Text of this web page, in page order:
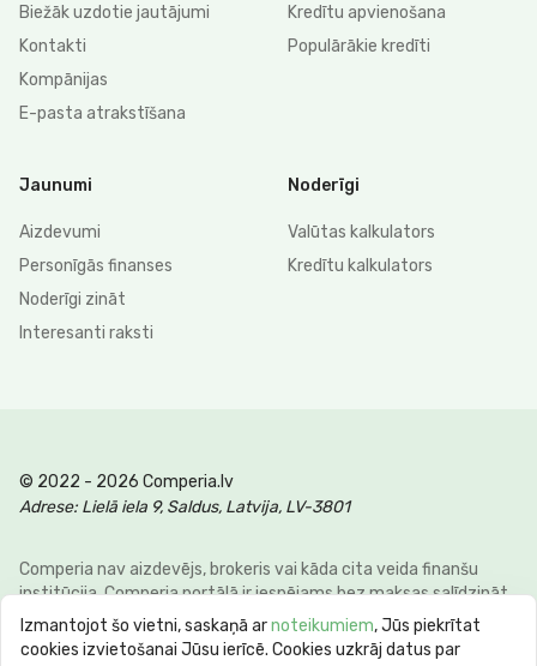
Biežāk uzdotie jautājumi
Kontakti
Kompānijas
E-pasta atrakstīšana
Kredītu apvienošana
Populārākie kredīti
Jaunumi
Aizdevumi
Personīgās finanses
Noderīgi zināt
Interesanti raksti
Noderīgi
Valūtas kalkulators
Kredītu kalkulators
© 2022 - 2026 Comperia.lv
Adrese: Lielā iela 9, Saldus, Latvija, LV-3801
Comperia nav aizdevējs, brokeris vai kāda cita veida finanšu
institūcija. Comperia portālā ir iespējams bez maksas salīdzināt
dažādus personīgo finanšu veidus, lai klienti varētu ietaupīt savu
laiku un naudu. E-pasts:info@comperia.lv. Reprezentatīvs
Izmantojot šo vietni, saskaņā arnoteikumiem, Jūs piekrītat
cookies izvietošanai Jūsu ierīcē. Cookies uzkrāj datus par